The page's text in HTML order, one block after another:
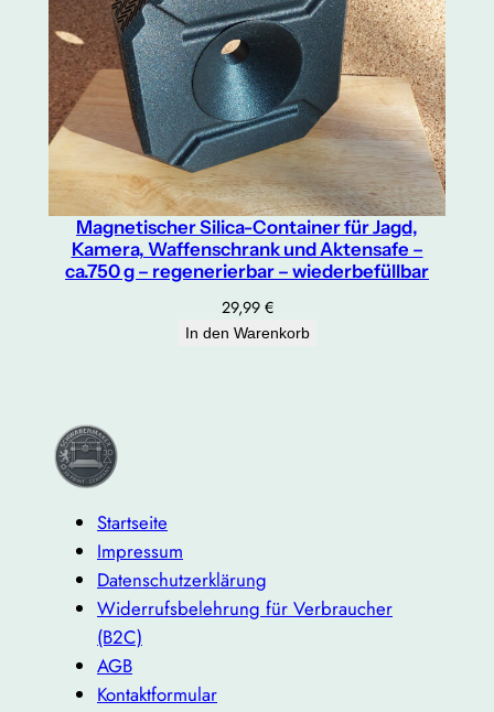
Magnetischer Silica-Container für Jagd,
Kamera, Waffenschrank und Aktensafe –
ca.750 g – regenerierbar – wiederbefüllbar
29,99 €
In den Warenkorb
Startseite
Impressum
Datenschutzerklärung
Widerrufsbelehrung für Verbraucher
(B2C)
AGB
Kontaktformular